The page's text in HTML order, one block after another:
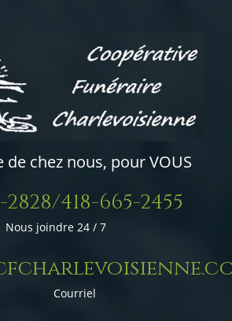
chez nous, pour VOUS
2828/418-665-2455
Nous joindre 24 / 7
Courriel